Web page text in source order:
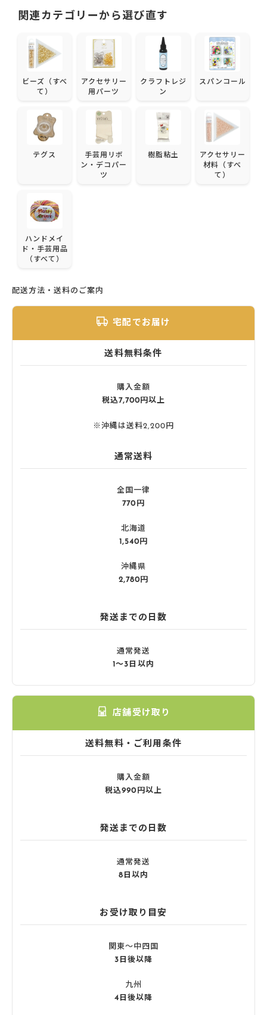
関連カテゴリーから選び直す
ビーズ（すべ
て）
アクセサリー
用パーツ
クラフトレジ
ン
スパンコール
テグス
手芸用リボ
ン・デコパー
ツ
樹脂粘土
アクセサリー
材料（すべ
て）
ハンドメイ
ド・手芸用品
（すべて）
配送方法・送料のご案内
宅配でお届け
送料無料条件
購入金額
税込7,700円以上
※沖縄は送料2,200円
通常送料
全国一律
770円
北海道
1,540円
沖縄県
2,780円
発送までの日数
通常発送
1〜3日以内
店舗受け取り
送料無料・ご利用条件
購入金額
税込990円以上
発送までの日数
通常発送
8日以内
お受け取り目安
関東〜中四国
3日後以降
九州
4日後以降